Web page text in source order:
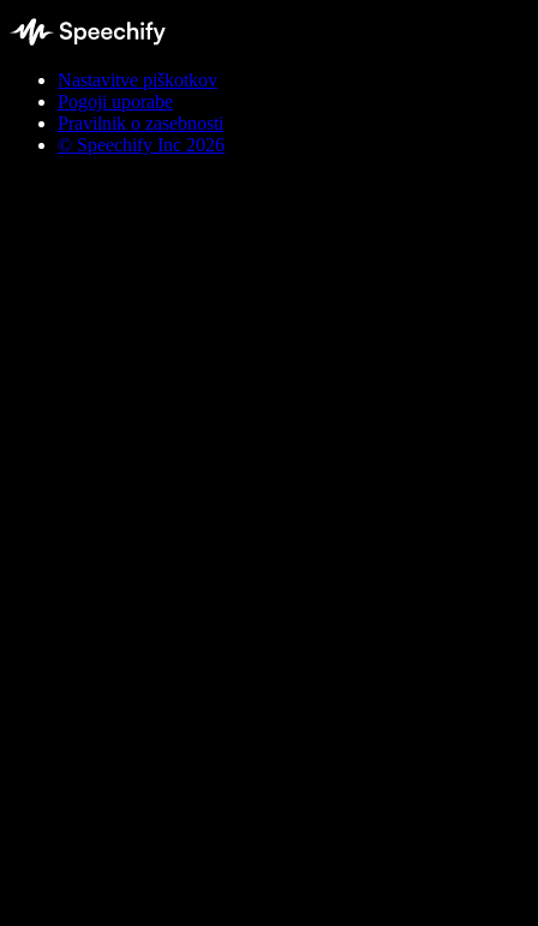
Nastavitve piškotkov
Pogoji uporabe
Pravilnik o zasebnosti
© Speechify Inc 2026